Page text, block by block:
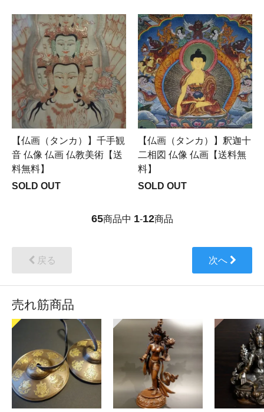
【仏画（タンカ）】千手観
音 仏像 仏画 仏教美術【送
料無料】
SOLD OUT
【仏画（タンカ）】釈迦十
二相図 仏像 仏画【送料無
料】
SOLD OUT
65商品中 1-12商品
戻る 次へ
売れ筋商品